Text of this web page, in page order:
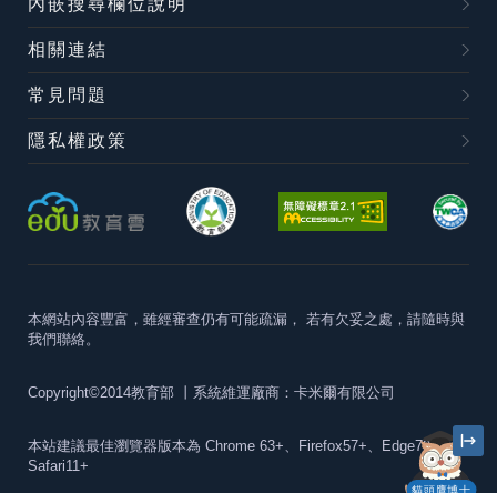
貓頭鷹博士
相關連結
常見問題
隱私權政策
本網站內容豐富，雖經審查仍有可能疏漏， 若有欠妥之處，請隨時與
我們聯絡。
Copyright©2014教育部 丨系統維運廠商：卡米爾有限公司
本站建議最佳瀏覽器版本為 Chrome 63+、Firefox57+、Edge79+及
Safari11+